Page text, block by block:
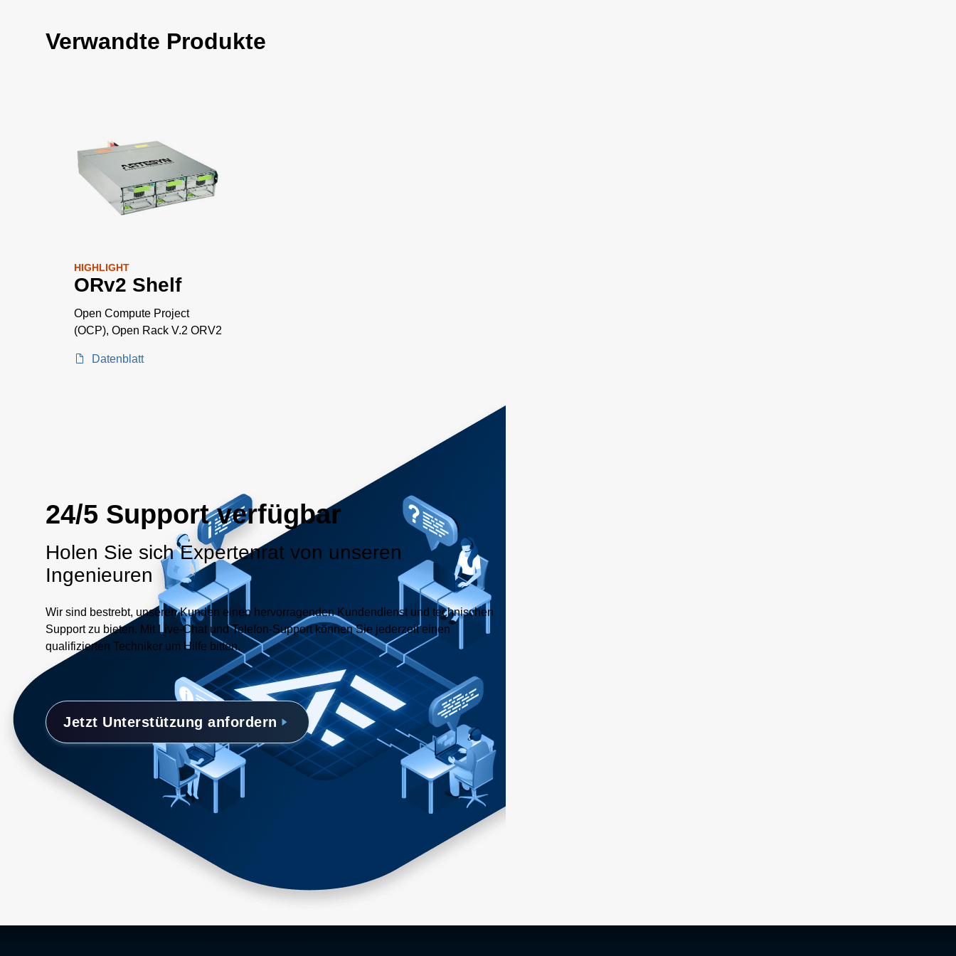
Verwandte Produkte
HIGHLIGHT
ORv2 Shelf
Open Compute Project
(OCP), Open Rack V.2 ORV2
Datenblatt
24/5 Support verfügbar
Holen Sie sich Expertenrat von unseren
Ingenieuren
Wir sind bestrebt, unseren Kunden einen hervorragenden Kundendienst und technischen
Support zu bieten. Mit Live-Chat und Telefon-Support können Sie jederzeit einen
qualifizierten Techniker um Hilfe bitten.
Jetzt Unterstützung anfordern